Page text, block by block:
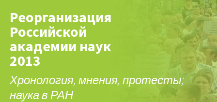
Реорганизация
Российской
академии наук
2013
Хронология, мнения, протесты;
наука в РАН